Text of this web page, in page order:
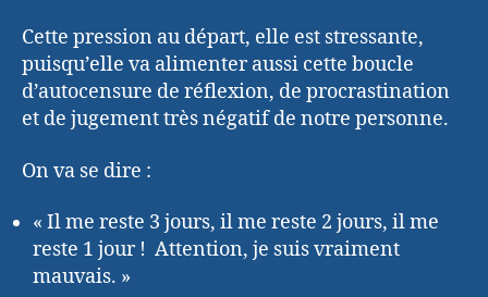
Cette pression au départ, elle est stressante,
puisqu’elle va alimenter aussi cette boucle
d’autocensure de réflexion, de procrastination
et de jugement très négatif de notre personne.
On va se dire :
« Il me reste 3 jours, il me reste 2 jours, il me
reste 1 jour ! Attention, je suis vraiment
mauvais. »